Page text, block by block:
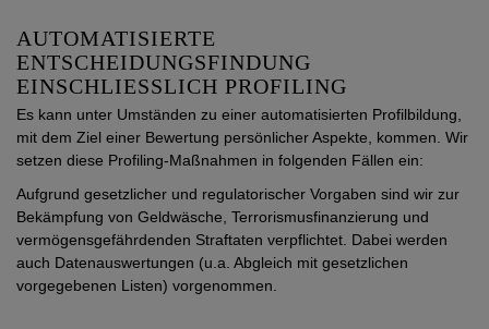
AUTOMATISIERTE
ENTSCHEIDUNGSFINDUNG
EINSCHLIESSLICH PROFILING
Es kann unter Umständen zu einer automatisierten Profilbildung,
mit dem Ziel einer Bewertung persönlicher Aspekte, kommen. Wir
setzen diese Profiling-Maßnahmen in folgenden Fällen ein:
Aufgrund gesetzlicher und regulatorischer Vorgaben sind wir zur
Bekämpfung von Geldwäsche, Terrorismusfinanzierung und
vermögensgefährdenden Straftaten verpflichtet. Dabei werden
auch Datenauswertungen (u.a. Abgleich mit gesetzlichen
vorgegebenen Listen) vorgenommen.